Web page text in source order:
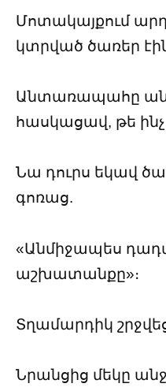
Մոտակայքում
կտրված ծառեր
Անտառապահը
հասկացավ, թե
Նա դուրս եկավ
գոռաց.
«Անմիջապես
աշխատանքը»։
Տղամարդիկ
Նրանցից մեկը